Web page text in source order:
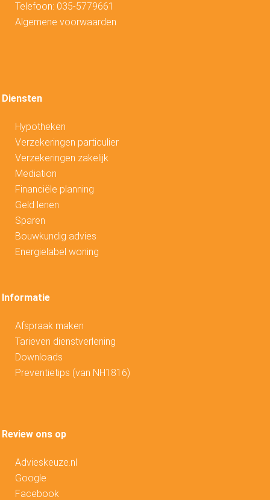
Telefoon: 035-5779661
Algemene voorwaarden
Diensten
Hypotheken
Verzekeringen particulier
Verzekeringen zakelijk
Mediation
Financiële planning
Geld lenen
Sparen
Bouwkundig advies
Energielabel woning
Informatie
Afspraak maken
Tarieven dienstverlening
Downloads
Preventietips (van NH1816)
Review ons op
Advieskeuze.nl
Google
Facebook